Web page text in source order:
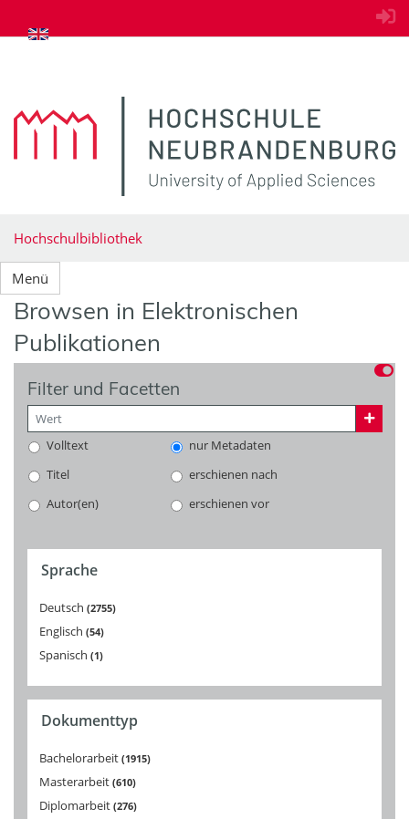
zum Inhalt springen
Hochschulbibliothek
Menü
Browsen in Elektronischen
Publikationen
Filter und Facetten
Volltext
nur Metadaten
Titel
erschienen nach
Autor(en)
erschienen vor
Sprache
Deutsch 2755
Englisch 54
Spanisch 1
Dokumenttyp
Bachelorarbeit 1915
Masterarbeit 610
Diplomarbeit 276